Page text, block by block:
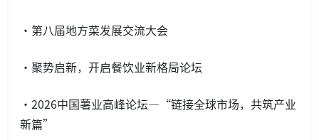
·第八届地方菜发展交流大会
·聚势启新，开启餐饮业新格局论坛
·2026中国薯业高峰论坛—“链接全球市场，共筑产业
新篇”